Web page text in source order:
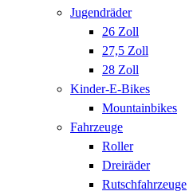
Jugendräder
26 Zoll
27,5 Zoll
28 Zoll
Kinder-E-Bikes
Mountainbikes
Fahrzeuge
Roller
Dreiräder
Rutschfahrzeuge